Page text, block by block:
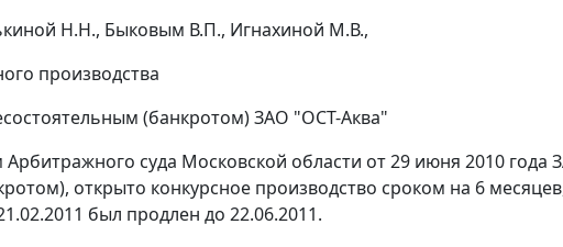
Н.Н., Быковым В.П., Игнахиной М.В.,
производства
(банкротом) ЗАО "ОСТ-Аква"
суда Московской области от 29 июня 2010 года
открыто конкурсное производство сроком на 6
был продлен до 22.06.2011.